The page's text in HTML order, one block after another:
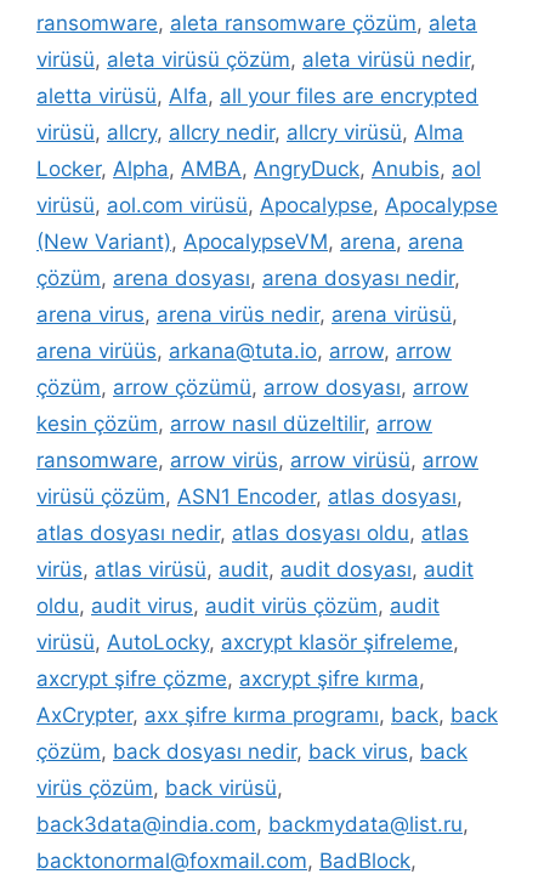
ransomware, aleta ransomware çözüm, aleta
virüsü, aleta virüsü çözüm, aleta virüsü nedir,
aletta virüsü, Alfa, all your files are encrypted
virüsü, allcry, allcry nedir, allcry virüsü, Alma
Locker, Alpha, AMBA, AngryDuck, Anubis, aol
virüsü, aol.com virüsü, Apocalypse, Apocalypse
(New Variant), ApocalypseVM, arena, arena
çözüm, arena dosyası, arena dosyası nedir,
arena virus, arena virüs nedir, arena virüsü,
arena virüüs, arkana@tuta.io, arrow, arrow
çözüm, arrow çözümü, arrow dosyası, arrow
kesin çözüm, arrow nasıl düzeltilir, arrow
ransomware, arrow virüs, arrow virüsü, arrow
virüsü çözüm, ASN1 Encoder, atlas dosyası,
atlas dosyası nedir, atlas dosyası oldu, atlas
virüs, atlas virüsü, audit, audit dosyası, audit
oldu, audit virus, audit virüs çözüm, audit
virüsü, AutoLocky, axcrypt klasör şifreleme,
axcrypt şifre çözme, axcrypt şifre kırma,
AxCrypter, axx şifre kırma programı, back, back
çözüm, back dosyası nedir, back virus, back
virüs çözüm, back virüsü,
back3data@india.com, backmydata@list.ru,
backtonormal@foxmail.com, BadBlock,